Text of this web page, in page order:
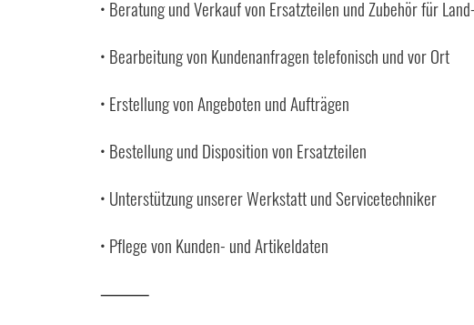
• Beratung und Verkauf von Ersatzteilen und Zubehör für
• Bearbeitung von Kundenanfragen telefonisch und vor Ort
• Erstellung von Angeboten und Aufträgen
• Bestellung und Disposition von Ersatzteilen
• Unterstützung unserer Werkstatt und Servicetechniker
• Pflege von Kunden- und Artikeldaten
⸻